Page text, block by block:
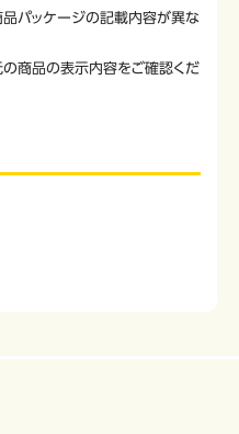
パッケージの記載内容が異な
商品の表示内容をご確認くだ